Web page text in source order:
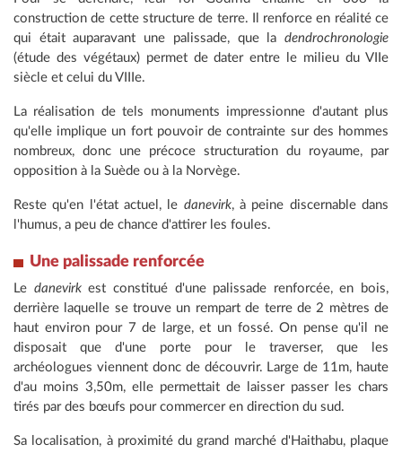
construction de cette structure de terre. Il renforce en réalité ce
qui était auparavant une palissade, que la dendrochronologie
(étude des végétaux) permet de dater entre le milieu du VIIe
siècle et celui du VIIIe.
La réalisation de tels monuments impressionne d'autant plus
qu'elle implique un fort pouvoir de contrainte sur des hommes
nombreux, donc une précoce structuration du royaume, par
opposition à la Suède ou à la Norvège.
Reste qu'en l'état actuel, le danevirk, à peine discernable dans
l'humus, a peu de chance d'attirer les foules.
Une palissade renforcée
Le danevirkest constitué d'une palissade renforcée, en bois,
derrière laquelle se trouve un rempart de terre de 2 mètres de
haut environ pour 7 de large, et un fossé. On pense qu'il ne
disposait que d'une porte pour le traverser, que les
archéologues viennent donc de découvrir. Large de 11m, haute
d'au moins 3,50m, elle permettait de laisser passer les chars
tirés par des bœufs pour commercer en direction du sud.
Sa localisation, à proximité du grand marché d'Haithabu, plaque